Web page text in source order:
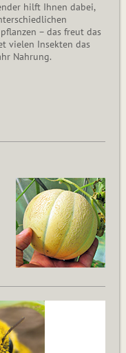
hilft Ihnen dabei,
– das freut das
vielen Insekten das
Nahrung.